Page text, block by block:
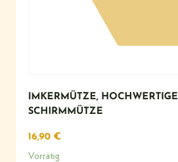
IMKERMÜTZE, HOCHWERTIGE
SCHIRMMÜTZE
16,90 €
Vorrätig